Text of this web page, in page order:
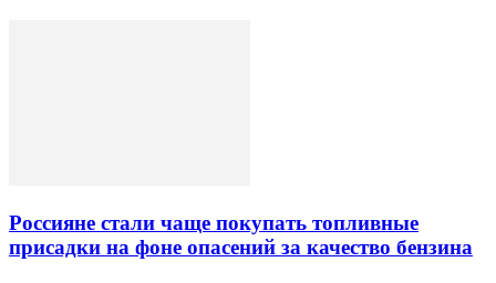
Россияне стали чаще покупать топливные
присадки на фоне опасений за качество бензина